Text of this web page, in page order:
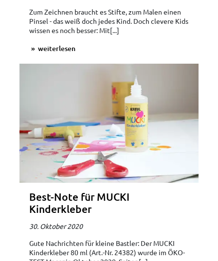
Zum Zeichnen braucht es Stifte, zum Malen einen
Pinsel - das weiß doch jedes Kind. Doch clevere Kids
wissen es noch besser: Mit[...]
weiterlesen
Best-Note für MUCKI
Kinderkleber
30. Oktober 2020
Gute Nachrichten für kleine Bastler: Der MUCKI
Kinderkleber 80 ml (Art.-Nr. 24382) wurde im ÖKO-